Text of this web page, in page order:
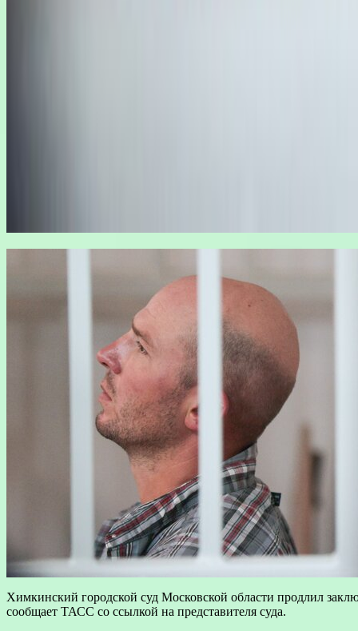
Химкинский городской суд Московской области продлил
сообщает ТАСС со ссылкой на представителя суда.